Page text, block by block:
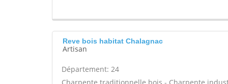
Reve bois habitat Chalagnac
Artisan
Département: 24